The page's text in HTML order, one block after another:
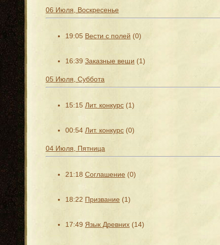
06 Июля, Воскресенье
19:05 Вести с полей (0)
16:39 Заказные вещи (1)
05 Июля, Суббота
15:15 Лит. конкурс (1)
00:54 Лит. конкурс (0)
04 Июля, Пятница
21:18 Соглашение (0)
18:22 Призвание (1)
17:49 Язык Древних (14)